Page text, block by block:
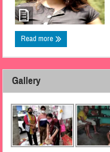
Read more
Gallery